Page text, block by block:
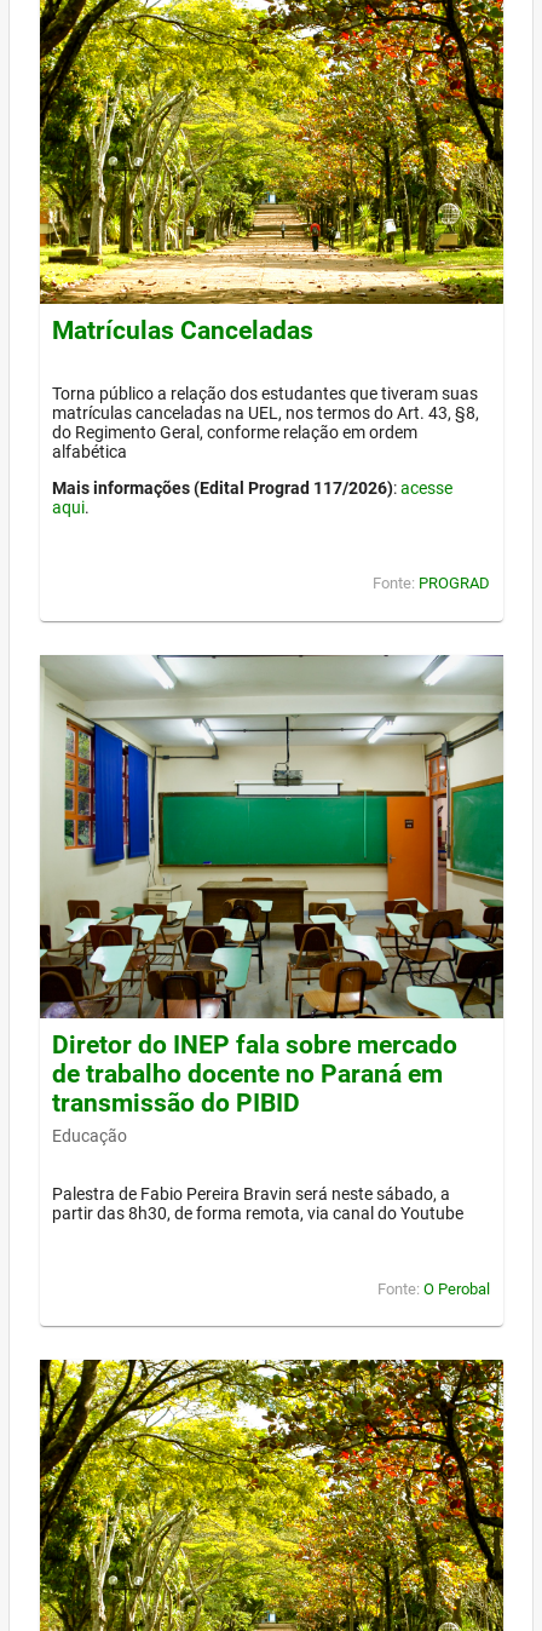
Matrículas Canceladas
Torna público a relação dos estudantes que tiveram suas
matrículas canceladas na UEL, nos termos do Art. 43, §8,
do Regimento Geral, conforme relação em ordem
alfabética
Mais informações (Edital Prograd 117/2026):acesse
aqui.
Fonte: PROGRAD
Diretor do INEP fala sobre mercado
de trabalho docente no Paraná em
transmissão do PIBID
Educação
Palestra de Fabio Pereira Bravin será neste sábado, a
partir das 8h30, de forma remota, via canal do Youtube
Fonte: O Perobal